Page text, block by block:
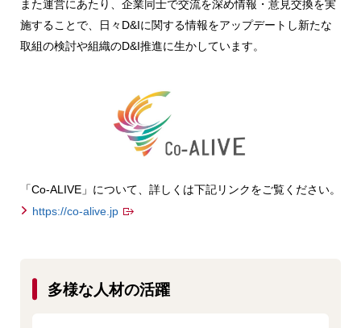
また運営にあたり、企業同士で交流を深め情報・意見交換を実
施することで、日々D&Iに関する情報をアップデートし新たな
取組の検討や組織のD&I推進に生かしています。
「Co-ALIVE」について、詳しくは下記リンクをご覧ください。
https://co-alive.jp
多様な人材の活躍